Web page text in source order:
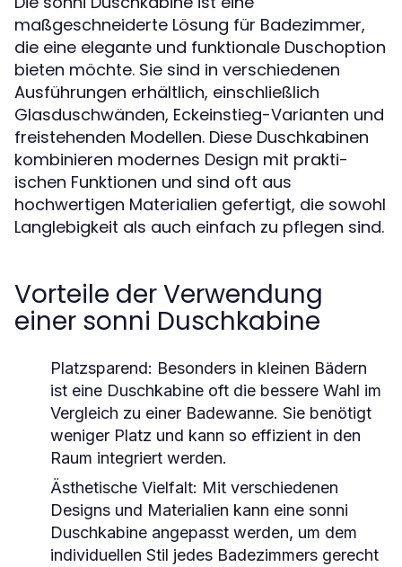
maßgeschneiderte Lösung für Badezimmer,
die eine elegante und funktionale Duschoption
bieten möchte. Sie sind in verschiedenen
Ausführungen erhältlich, einschließlich
Glasduschwänden, Eckeinstieg-Varianten und
freistehenden Modellen. Diese Duschkabinen
kombinieren modernes Design mit prakti-
ischen Funktionen und sind oft aus
hochwertigen Materialien gefertigt, die sowohl
Langlebigkeit als auch einfach zu pflegen sind.
Vorteile der Verwendung
einer sonni Duschkabine
Platzsparend: Besonders in kleinen Bädern
ist eine Duschkabine oft die bessere Wahl im
Vergleich zu einer Badewanne. Sie benötigt
weniger Platz und kann so effizient in den
Raum integriert werden.
Ästhetische Vielfalt: Mit verschiedenen
Designs und Materialien kann eine sonni
Duschkabine angepasst werden, um dem
individuellen Stil jedes Badezimmers gerecht